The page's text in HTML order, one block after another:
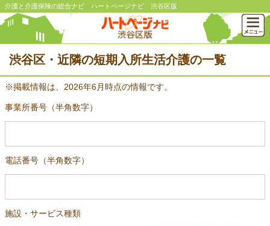
介護と介護保険の総合ナビ ハートページナビ 渋谷区版
渋谷区・近隣の短期入所生活介護の一覧
※掲載情報は、2026年6月時点の情報です。
事業所番号（半角数字）
電話番号（半角数字）
施設・サービス種類